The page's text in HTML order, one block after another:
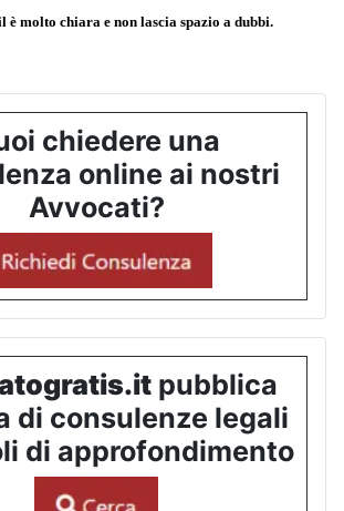
è molto chiara e non lascia spazio a dubbi.
chiedere una
online ai nostri
Avvocati?
pubblica
di consulenze legali
di approfondimento